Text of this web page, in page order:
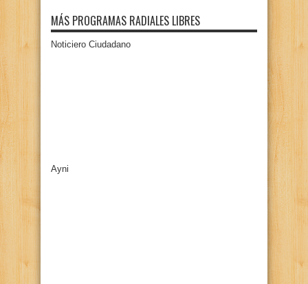
MÁS PROGRAMAS RADIALES LIBRES
Noticiero Ciudadano
Ayni